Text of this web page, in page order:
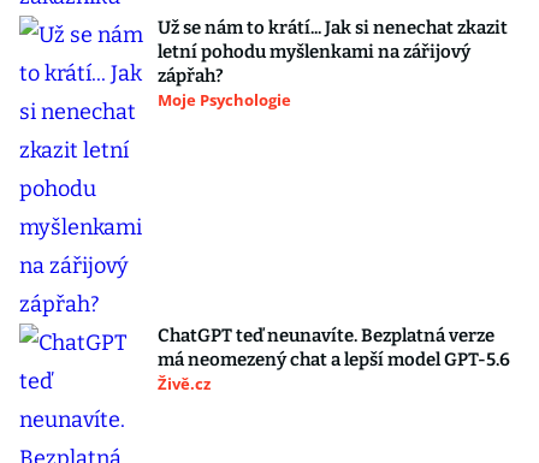
Už se nám to krátí... Jak si nenechat zkazit
letní pohodu myšlenkami na zářijový
zápřah?
Moje Psychologie
ChatGPT teď neunavíte. Bezplatná verze
má neomezený chat a lepší model GPT-5.6
Živě.cz